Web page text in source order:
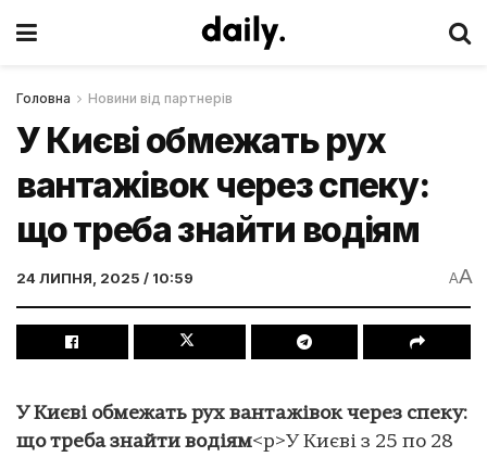
Головна Новини від партнерів
У Києві обмежать рух
вантажівок через спеку:
що треба знайти водіям
24 ЛИПНЯ, 2025 / 10:59 AA
У Києві обмежать рух вантажівок через спеку:
що треба знайти водіям<p>У Києві з 25 по 28